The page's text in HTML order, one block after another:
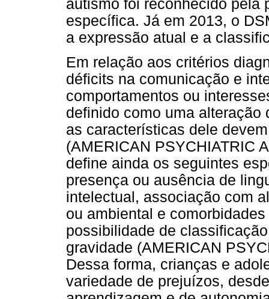
autismo foi reconhecido pela
específica. Já em 2013, o
a expressão atual e a
Em relação aos critérios
déficits na comunicação e
comportamentos ou
definido como uma
as características dele
(AMERICAN PSYCHIATRIC
define ainda os seguintes
presença ou ausência de
intelectual, associação com
ou ambiental e
possibilidade de
gravidade (AMERICAN
Dessa forma, crianças e
variedade de prejuízos,